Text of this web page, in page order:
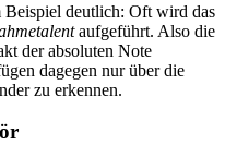
Beispiel deutlich: Oft wird das
aufgeführt. Also die
der absoluten Note
dagegen nur über die
zu erkennen.